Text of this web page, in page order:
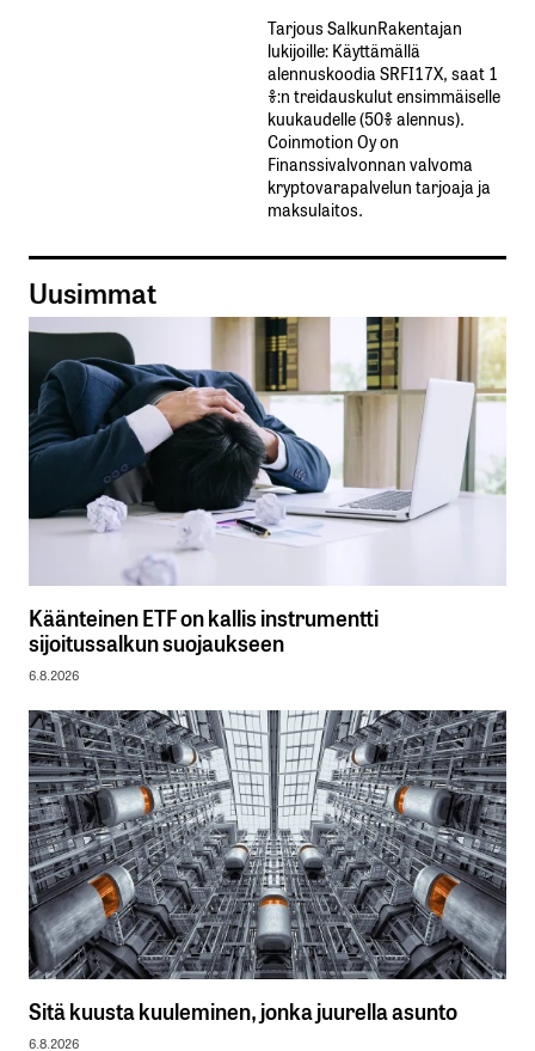
Tarjous SalkunRakentajan
lukijoille: Käyttämällä​ ​
alennuskoodia​ ​SRFI17X,​ ​saat​ ​1
%:n treidauskulut​ ​ensimmäiselle​ ​
kuukaudelle​ ​(50%​ ​alennus).
Coinmotion Oy on
Finanssivalvonnan valvoma
kryptovarapalvelun tarjoaja ja
maksulaitos.
Uusimmat
Käänteinen ETF on kallis instrumentti
sijoitussalkun suojaukseen
6.8.2026
Sitä kuusta kuuleminen, jonka juurella asunto
6.8.2026